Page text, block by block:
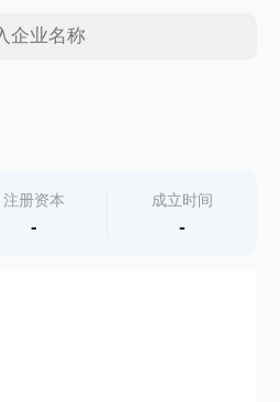
注册资本
-
成立时间
-